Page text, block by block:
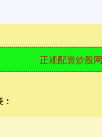
正规配资炒股网